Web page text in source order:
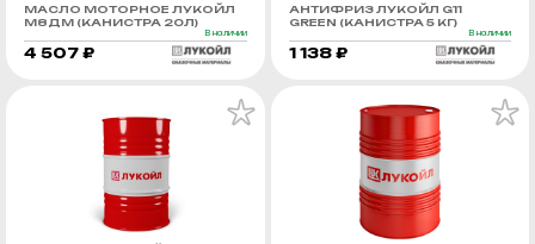
МАСЛО МОТОРНОЕ ЛУКОЙЛ
М8ДМ (КАНИСТРА 20Л)
В наличии
4 507 ₽
АНТИФРИЗ ЛУКОЙЛ G11
GREEN (КАНИСТРА 5 КГ)
В наличии
1 138 ₽